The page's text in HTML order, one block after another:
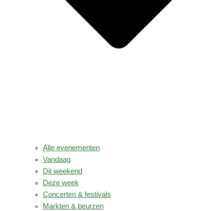
Alle evenementen
Vandaag
Dit weekend
Deze week
Concerten & festivals
Markten & beurzen